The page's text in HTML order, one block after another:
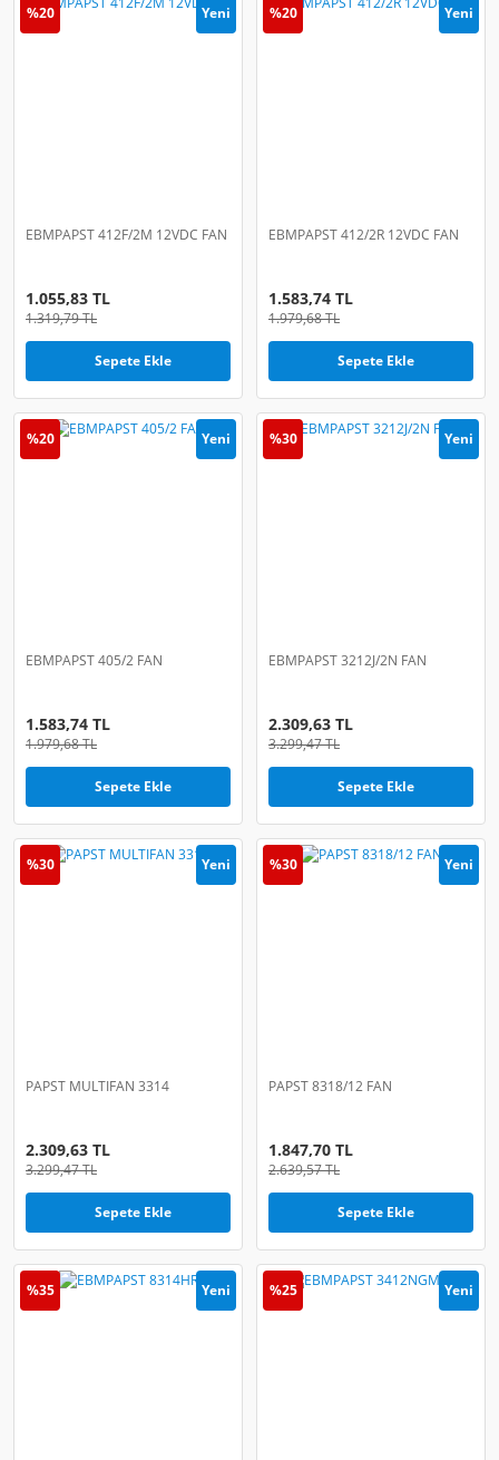
Yeni
EBMPAPST 412F/2M 12VDC FAN
%20
1.055,83 TL
1.319,79 TL
Sepete Ekle
Yeni
EBMPAPST 412/2R 12VDC FAN
%20
1.583,74 TL
1.979,68 TL
Sepete Ekle
Yeni
EBMPAPST 405/2 FAN
%20
1.583,74 TL
1.979,68 TL
Sepete Ekle
Yeni
EBMPAPST 3212J/2N FAN
%30
2.309,63 TL
3.299,47 TL
Sepete Ekle
Yeni
PAPST MULTIFAN 3314
%30
2.309,63 TL
3.299,47 TL
Sepete Ekle
Yeni
PAPST 8318/12 FAN
%30
1.847,70 TL
2.639,57 TL
Sepete Ekle
Yeni
%35 Yeni
%25